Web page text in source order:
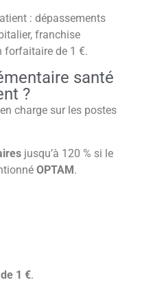
: dépassements
franchise
forfaitaire de 1 €.
santé
?
charge sur les postes
jusqu’à 120 % si le
OPTAM.
1 €.